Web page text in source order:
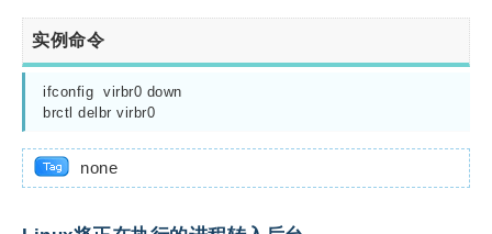
实例命令
ifconfig  virbr0 down
brctl delbr virbr0
none